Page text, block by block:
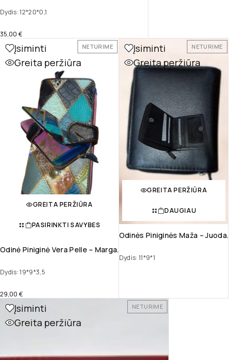
Dydis: 12*20*0,1
35,00 €
NETURIME
Įsiminti
Greita peržiūra
GREITA PERŽIŪRA
PASIRINKTI SAVYBES
Odinė Piniginė Vera Pelle – Marga.
Dydis: 19*9*3,5
29,00 €
NETURIME
Įsiminti
Greita peržiūra
GREITA PERŽIŪRA
DAUGIAU
Odinės Piniginės Maža – Juoda.
Dydis: 11*9*1
NETURIME
Įsiminti
Greita peržiūra